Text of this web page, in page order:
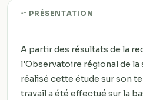
PRÉSENTATION
A partir des résultats de la
l'Observatoire régional de la
réalisé cette étude sur son
travail a été effectué sur la